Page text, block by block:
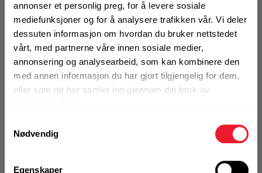
annonser et personlig preg, for å levere sosiale
mediefunksjoner og for å analysere trafikken vår. Vi deler
dessuten informasjon om hvordan du bruker nettstedet
vårt, med partnerne våre innen sosiale medier,
annonsering og analysearbeid, som kan kombinere den
med annen informasjon du har gjort tilgjengelig for dem,
eller som de har samlet inn gjennom din bruk av
Nødvendig
Egenskaper
Art.nr. 72329062
Ekspansjonsbolt Hilti HST4 M12x85
5-20 ELF
På nettlager
Handleliste